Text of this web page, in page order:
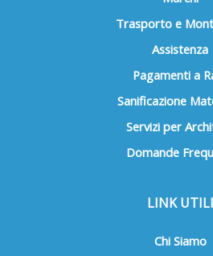
Trasporto e
Assistenza
Pagamenti a
Sanificazione
Servizi per
Domande
LINK UTILI
Chi Siamo